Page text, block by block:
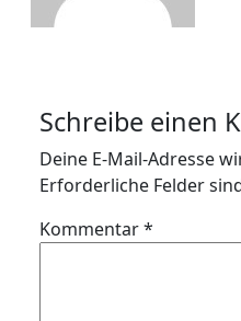
Schreibe einen
Deine E-Mail-Adresse
Erforderliche Felder
Kommentar*